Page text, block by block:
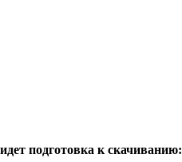
подготовка к скачиванию: